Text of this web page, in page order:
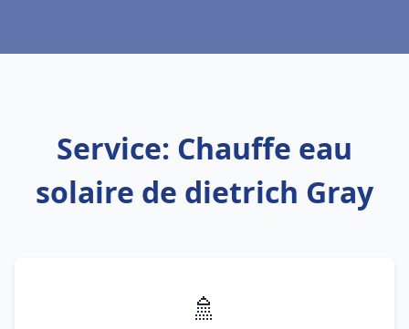
Service: Chauffe eau
solaire de dietrich Gray
🚿